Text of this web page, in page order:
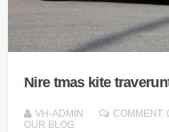
Nire tmas kite
VH-ADMIN COMMENT:
OUR BLOG